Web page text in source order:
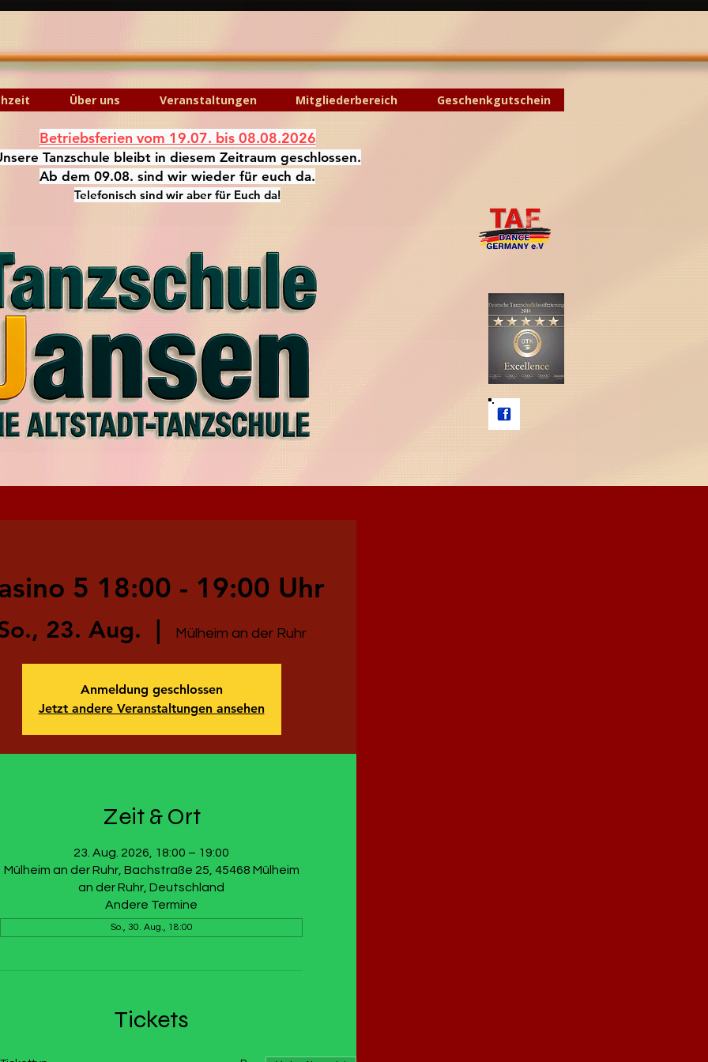
Über uns Veranstaltungen Mitgliederbereich Geschenkgutschein
Betriebsferien vom 19.07. bis 08.08.2026
Tanzschule bleibt in diesem Zeitraum geschlossen.
Ab dem 09.08. sind wir wieder für euch da.
Telefonisch sind wir aber für Euch da!
5 18:00 - 19:00 Uhr
23. Aug. Mülheim an der Ruhr
Anmeldung geschlossen
Jetzt andere Veranstaltungen ansehen
Zeit & Ort
23. Aug. 2026, 18:00 – 19:00
Mülheim an der Ruhr, Bachstraße 25, 45468 Mülheim
an der Ruhr, Deutschland
Andere Termine
So., 30. Aug., 18:00
Tickets